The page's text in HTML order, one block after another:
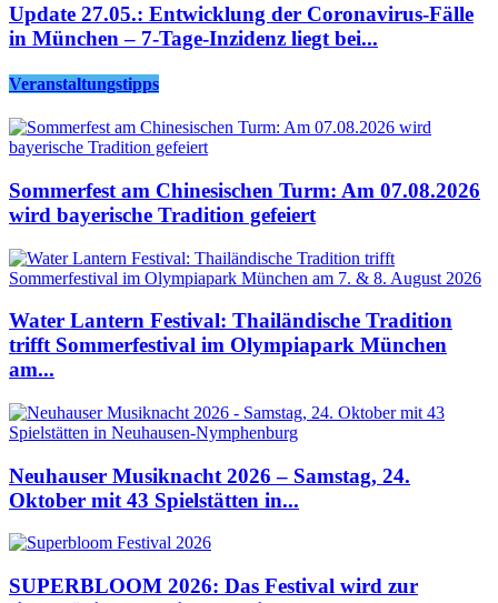
Update 27.05.: Entwicklung der Coronavirus-Fälle
in München – 7-Tage-Inzidenz liegt bei...
Veranstaltungstipps
Sommerfest am Chinesischen Turm: Am 07.08.2026
wird bayerische Tradition gefeiert
Water Lantern Festival: Thailändische Tradition
trifft Sommerfestival im Olympiapark München
am...
Neuhauser Musiknacht 2026 – Samstag, 24.
Oktober mit 43 Spielstätten in...
SUPERBLOOM 2026: Das Festival wird zur